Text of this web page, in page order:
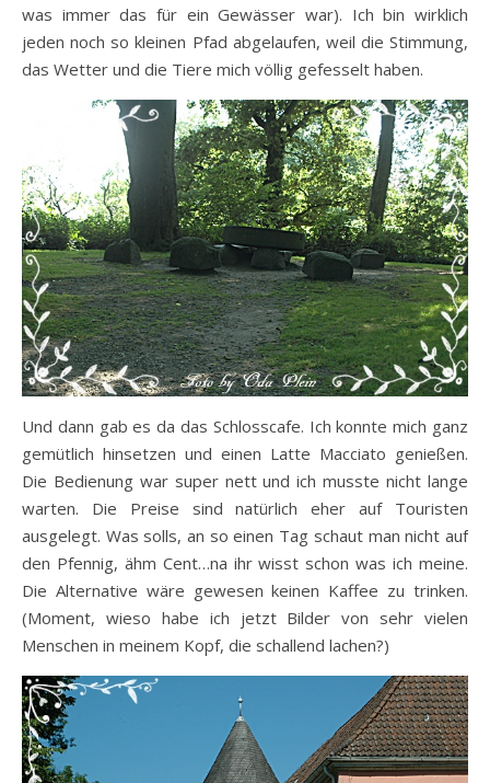
was immer das für ein Gewässer war). Ich bin wirklich
jeden noch so kleinen Pfad abgelaufen, weil die Stimmung,
das Wetter und die Tiere mich völlig gefesselt haben.
Und dann gab es da das Schlosscafe. Ich konnte mich ganz
gemütlich hinsetzen und einen Latte Macciato genießen.
Die Bedienung war super nett und ich musste nicht lange
warten. Die Preise sind natürlich eher auf Touristen
ausgelegt. Was solls, an so einen Tag schaut man nicht auf
den Pfennig, ähm Cent…na ihr wisst schon was ich meine.
Die Alternative wäre gewesen keinen Kaffee zu trinken.
(Moment, wieso habe ich jetzt Bilder von sehr vielen
Menschen in meinem Kopf, die schallend lachen?)